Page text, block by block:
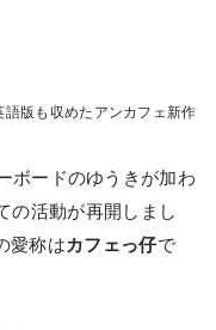
版も収めたアンカフェ新作
ボードのゆうきが加わ
の活動が再開しまし
愛称はカフェっ仔で